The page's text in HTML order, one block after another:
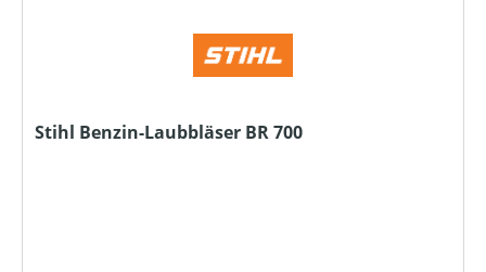
Stihl Benzin-Laubbläser BR 700